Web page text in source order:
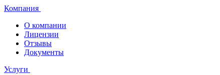
Компания
О компании
Лицензии
Отзывы
Документы
Услуги